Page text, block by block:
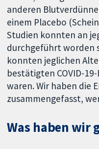
anderen
einem Placebo
Studien konnten an
durchgeführt worden
konnten jeglichen
bestätigten COVID-
waren. Wir haben die
zusammengefasst,
Was haben wir